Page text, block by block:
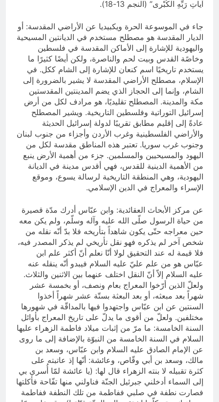
آياتِ رَبِّهِ الْكُبْرى” (النجم 13-18).
جاء في الموسوعة الحرة ويكبيديا عن الأراضي المقدسة: أو
الديار المقدسة هو مصطلح مستخدم في الديانتين المسيحية
واليهودية للإشارة إلى الأماكن المقدسة في فلسطين
وخاصًة القدس وبيت لحم والناصرة، ولكن أيضًا كثيرًا ما
يستخدم تاريخيًا اسم كنعان للإشارة إلى الشام ككل. في
الإسلام، مصطلح الأراضي المقدسة لا يشير بالضرورة إلى
الشام، وإنما إلى الحجاز الذي يضم المدينتين المقدستين
مكة والمدينة. المصطلح تقليديًا، هو مرادف لكل من أرض
إسرائيل التوراتية وفلسطين التاريخية. ويشير المصطلح
عادةً إلى إقليم مطابق تقريبًا لدولة إسرائيل الحديثة
والأراضي الفلسطينية وغرب الأردن وأجزاء من جنوب لبنان
وجنوب غرب سوريا. تعتبر هذه المناطق مقدسة لكل من
اليهود والمسيحيين والمسلمين. جزء من أهمية الأرض ينبع
من الأهمية الدينية للقدس، فهي أقدس مدينة في الديانة
اليهودية، وهي المنطقة التاريخية لرسالة يسوع، وموقع
الإسراء والمعراج في الدين الإسلامي.
عن مركز الأبحاث العقائدية: وابن عبّاس أدرك مدّة قصيرة
من حياة الرسول صلّى الله عليه وآله وسلّم، ولم يكن معه
حين معراجه حتّى يكون شاهداً بتأريخه فلا بدّ أنّه نقله من
شخص آخر لم يذكره فهو نقل تأريخي لم يذكر المصدر فيه،
فلا قيمة له عند التحقيق لولا أنّا نعلم أنّ أكثر علم ابن
عبّاس هو من علم عليّ عليه السلام فيبدو أنّه ينقله عنه
عليه السلام إلاّ أنّ النقل اختلف عنهما بين الاثنين والثلاث.
ولعلّ الذين أرّخوا المعراج بعام ونصف، أو بخمسة عشر
شهراً بعد مبعثه، أو بعد البعثة بستّة عشر شهراً أخذوا
السنتين عن ابن عبّاس واجتهدوا فيها بالمداقّة في شهورها
مختلفين. ولعلّ من أقوى ما يدلّ على تاريخ المعراج بأوائل
السنة الخامسة: ما مرّ من إثبات ميلاد فاطمة الزهراء عليها
السلام في السنة الخامسة من النبوّة بالإضافة إلى ما روى
عن الإمام الصادق عليه السلام وابن عبّاس، وسعد بن
مالك، وسعد بن أبي وقّاص، وعائشة: أنّها إذ عاتبته على
كثرة تقبيله لا بنته الزهراء قال لها: (يا عائشة لمّا أُسري بي
إلى السماء أدخلني جبرئيل الجنّة فناولني منها تفّاحة فأكلتها
فصارت نطفة في صلبي ففاطمة من تلك النطفة ففاطمة